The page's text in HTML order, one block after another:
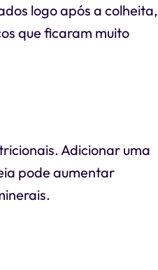
logo após a colheita,
que ficaram muito
Adicionar uma
pode aumentar